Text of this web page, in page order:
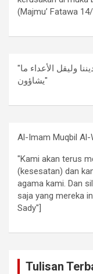
(Majmu’ Fatawa
"سنناطح ونجادل وندافع عن السنة وعن ديننا وليقل الأعداء ما
يشاؤون"
Al-Imam Muqbil Al-
"Kami akan terus
(kesesatan) dan
agama kami. Dan
saja yang mereka
Sady"]
Tulisan